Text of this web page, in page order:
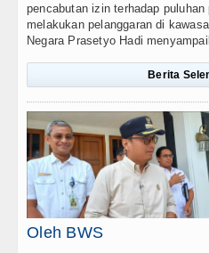
pencabutan izin terhadap
melakukan pelanggaran di
Negara Prasetyo Hadi
Berita
Oleh BWS